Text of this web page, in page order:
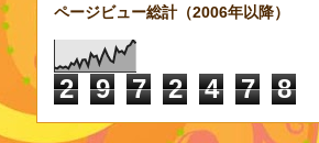
ページビュー総計（2006年以降）
2 9 7 2 4 7 8